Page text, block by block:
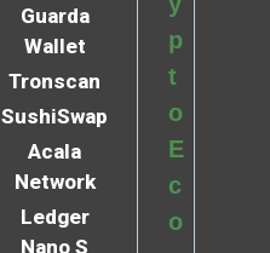
Guarda
Wallet
Tronscan
SushiSwap
Acala
Network
Ledger
Nano S
p
t
o
E
c
o